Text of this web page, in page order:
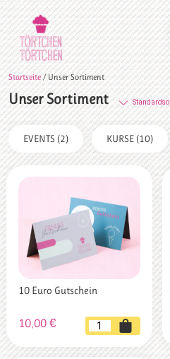
Startseite/ Unser Sortiment
Unser Sortiment
EVENTS (2) KURSE (10)
10 Euro Gutschein
10,00 €
10
Euro
Gutschein